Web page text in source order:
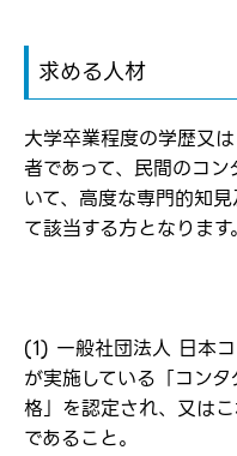
求める人材
大学卒業程度の学歴又
者であって、民間のコ
いて、高度な専門的知
て該当する方となります
(1) 一般社団法人 日本
が実施している「コン
格」を認定され、又は
であること。